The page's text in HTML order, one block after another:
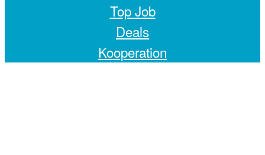
Top Job
Deals
Kooperation